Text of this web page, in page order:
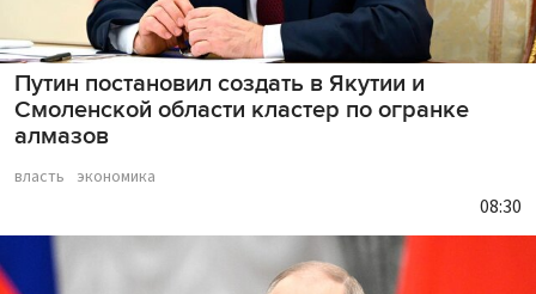
Путин постановил создать в Якутии и
Смоленской области кластер по огранке
алмазов
власть экономика
08:30